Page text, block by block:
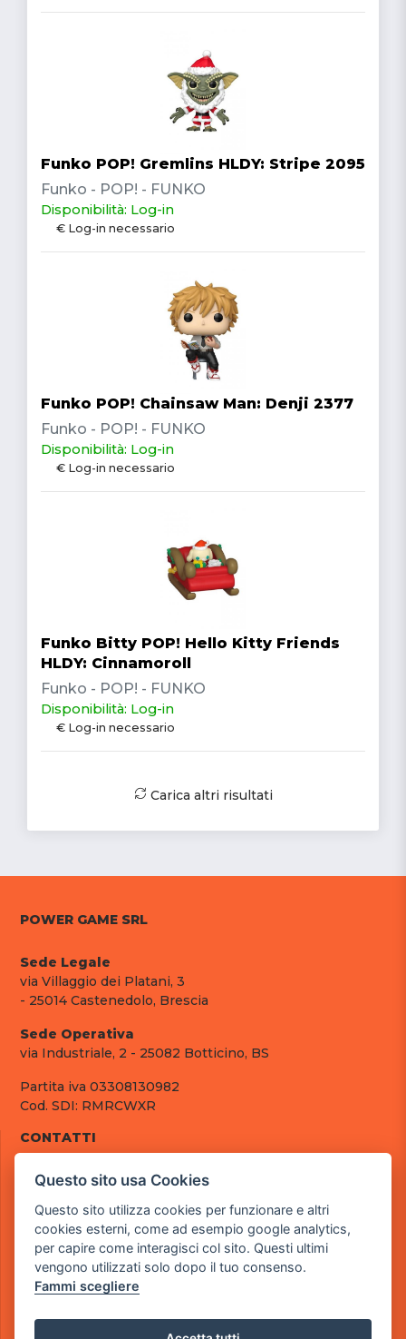
Funko POP! Gremlins HLDY: Stripe 2095
Funko - POP! - FUNKO
Disponibilità: Log-in
€ Log-in necessario
Funko POP! Chainsaw Man: Denji 2377
Funko - POP! - FUNKO
Disponibilità: Log-in
€ Log-in necessario
Funko Bitty POP! Hello Kitty Friends
HLDY: Cinnamoroll
Funko - POP! - FUNKO
Disponibilità: Log-in
€ Log-in necessario
Carica altri risultati
POWER GAME SRL
Sede Legale
via Villaggio dei Platani, 3
- 25014 Castenedolo, Brescia
Sede Operativa
via Industriale, 2 - 25082 Botticino, BS
Partita iva 03308130982
Cod. SDI: RMRCWXR
CONTATTI
tel.: +39 030 376 2377
pec: powergamesrl@legalmail.it
LINK UTILI
Chi siamo
Informazioni generali
Questo sito usa Cookies
Questo sito utilizza cookies per funzionare e altri
cookies esterni, come ad esempio google analytics,
per capire come interagisci col sito. Questi ultimi
vengono utilizzati solo dopo il tuo consenso.
Fammi scegliere